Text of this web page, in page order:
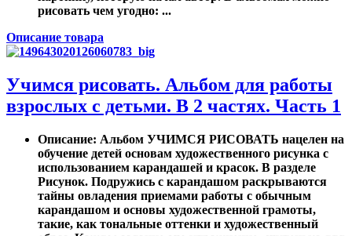
рисовать чем угодно: ...
Описание товара
Учимся рисовать. Альбом для работы
взрослых с детьми. В 2 частях. Часть 1
Описание: Альбом УЧИМСЯ РИСОВАТЬ нацелен на
обучение детей основам художественного рисунка с
использованием карандашей и красок. В разделе
Рисунок. Подружись с карандашом раскрываются
тайны овладения приемами работы с обычным
карандашом и основы художественной грамоты,
такие, как тональные оттенки и художественный